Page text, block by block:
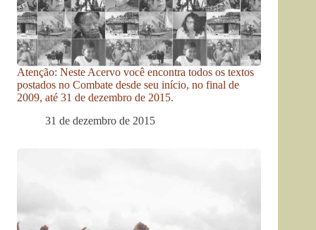
Atenção: Neste Acervo você encontra todos os textos
postados no Combate desde seu início, no final de
2009, até 31 de dezembro de 2015.
31 de dezembro de 2015